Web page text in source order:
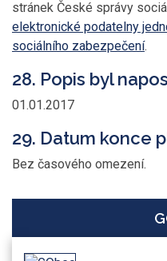
stránek České správy
elektronické podatelny
sociálního zabezpečení.
28. Popis byl
01.01.2017
29. Datum konce
Bez časového omezení.